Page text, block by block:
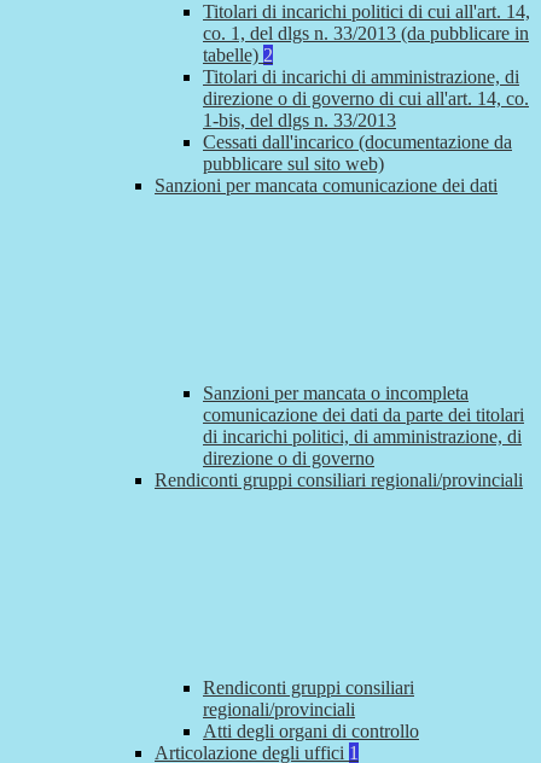
Titolari di incarichi politici di cui all'art. 14,
co. 1, del dlgs n. 33/2013 (da pubblicare in
tabelle) 2
Titolari di incarichi di amministrazione, di
direzione o di governo di cui all'art. 14, co.
1-bis, del dlgs n. 33/2013
Cessati dall'incarico (documentazione da
pubblicare sul sito web)
Sanzioni per mancata comunicazione dei dati
Sanzioni per mancata o incompleta
comunicazione dei dati da parte dei titolari
di incarichi politici, di amministrazione, di
direzione o di governo
Rendiconti gruppi consiliari regionali/provinciali
Rendiconti gruppi consiliari
regionali/provinciali
Atti degli organi di controllo
Articolazione degli uffici 1